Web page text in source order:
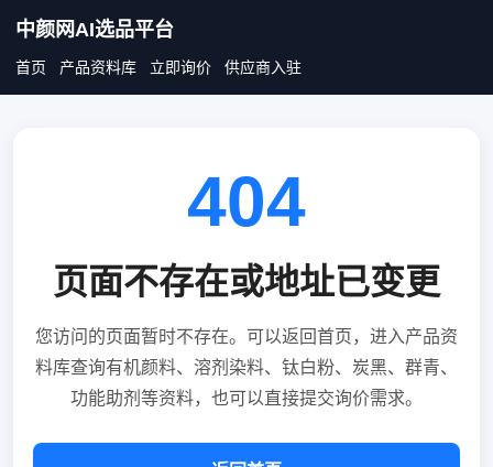
中颜网AI选品平台
首页 产品资料库 立即询价 供应商入驻
404
页面不存在或地址已变更
您访问的页面暂时不存在。可以返回首页，进入产品资
料库查询有机颜料、溶剂染料、钛白粉、炭黑、群青、
功能助剂等资料，也可以直接提交询价需求。